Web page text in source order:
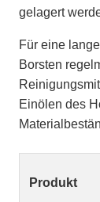
gelagert
Für eine
Borsten
Einölen des
Produkt